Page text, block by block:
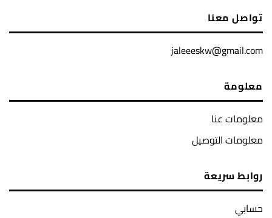
تواصل معنا
jaleeeskw@gmail.com
معلومة
معلومات عنا
معلومات التوصيل
روابط سريعة
حسابي